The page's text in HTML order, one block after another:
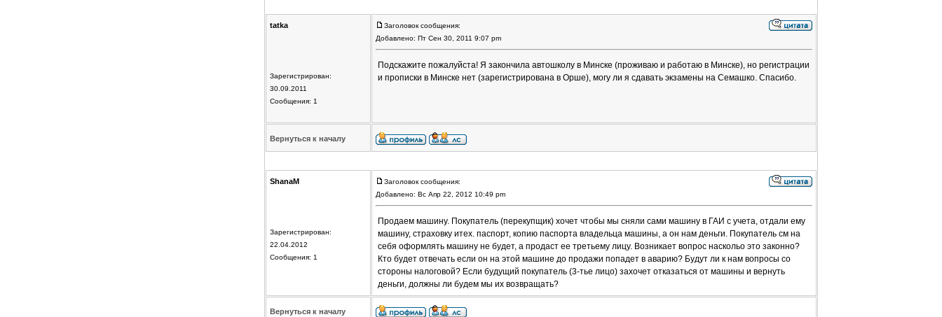
tatka
Зарегистрирован:
30.09.2011
Сообщения: 1
Заголовок сообщения:
Добавлено: Пт Сен 30, 2011 9:07 pm
Подскажите пожалуйста! Я закончила автошколу в Минске (проживаю и работаю в Минске), но регистрации
и прописки в Минске нет (зарегистрирована в Орше), могу ли я сдавать экзамены на Семашко. Спасибо.
Вернуться к началу
ShanaM
Зарегистрирован:
22.04.2012
Сообщения: 1
Заголовок сообщения:
Добавлено: Вс Апр 22, 2012 10:49 pm
Продаем машину. Покупатель (перекупщик) хочет чтобы мы сняли сами машину в ГАИ с учета, отдали ему
машину, страховку итех. паспорт, копию паспорта владельца машины, а он нам деньги. Покупатель см на
себя оформлять машину не будет, а продаст ее третьему лицу. Возникает вопрос наскольо это законно?
Кто будет отвечать если он на этой машине до продажи попадет в аварию? Будут ли к нам вопросы со
стороны налоговой? Если будущий покупатель (3-тье лицо) захочет отказаться от машины и вернуть
деньги, должны ли будем мы их возвращать?
Вернуться к началу